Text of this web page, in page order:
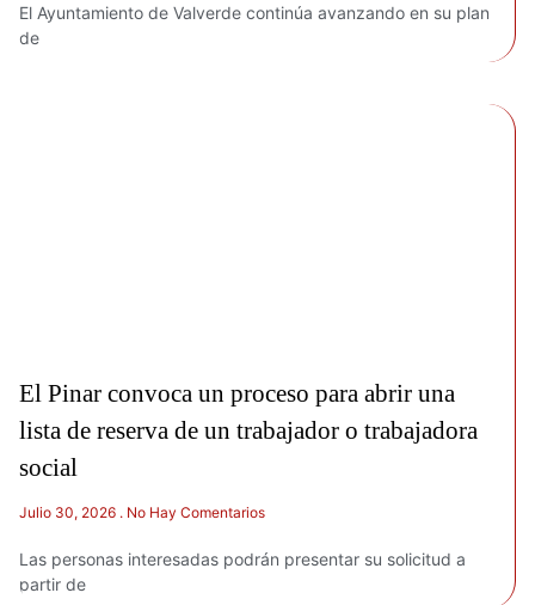
El Ayuntamiento de Valverde continúa avanzando en su plan
de
El Pinar convoca un proceso para abrir una
lista de reserva de un trabajador o trabajadora
social
Julio 30, 2026 No Hay Comentarios
Las personas interesadas podrán presentar su solicitud a
partir de